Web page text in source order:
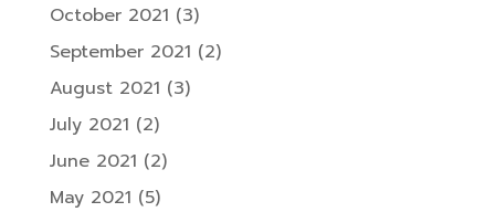
October 2021 (3)
September 2021 (2)
August 2021 (3)
July 2021 (2)
June 2021 (2)
May 2021 (5)